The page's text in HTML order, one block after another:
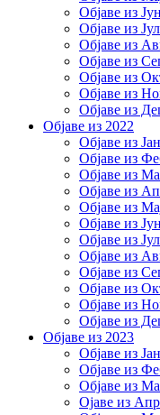
Објаве из
Објаве из
Објаве из
Објаве из
Објаве из
Објаве из
Објаве из
Објаве из 2022
Објаве из
Објаве из
Објаве из
Објаве из
Објаве из
Објаве из
Објаве из
Објаве из
Објаве из
Објаве из
Објаве из
Објаве из
Објаве из 2023
Објаве из
Објаве из
Објаве из
Ојаве из